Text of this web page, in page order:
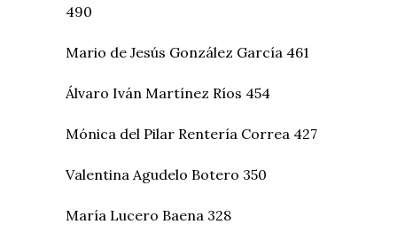
490
Mario de Jesús González García 461
Álvaro Iván Martínez Ríos 454
Mónica del Pilar Rentería Correa 427
Valentina Agudelo Botero 350
María Lucero Baena 328